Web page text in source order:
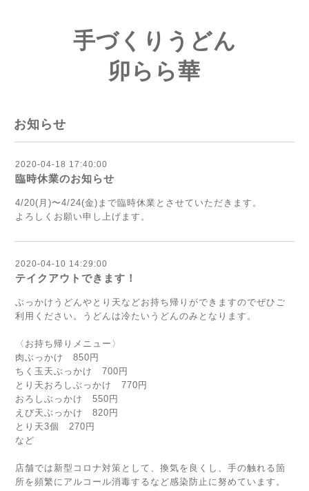
手づくりうどん
卯らら華
お知らせ
2020-04-18 17:40:00
臨時休業のお知らせ
4/20(月)〜4/24(金)まで臨時休業とさせていただきます。
よろしくお願い申し上げます。
2020-04-10 14:29:00
テイクアウトできます！
ぶっかけうどんやとり天などお持ち帰りができますのでぜひご
利用ください。うどんは冷たいうどんのみとなります。
〈お持ち帰りメニュー〉
肉ぶっかけ 850円
ちく玉天ぶっかけ 700円
とり天おろしぶっかけ 770円
おろしぶっかけ 550円
えび天ぶっかけ 820円
とり天3個 270円
など
店舗では新型コロナ対策として、換気を良くし、手の触れる箇
所を頻繁にアルコール消毒するなど感染防止に努めています。